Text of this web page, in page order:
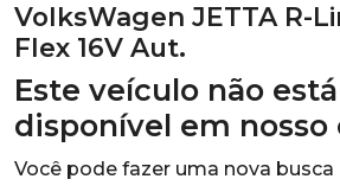
VolksWagen JETTA R-
Flex 16V Aut.
Este veículo não
disponível em nosso
Você pode fazer uma nova busca